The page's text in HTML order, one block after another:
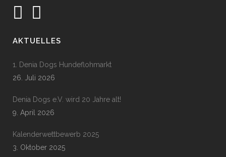
AKTUELLES
1. Denia Dogs Hundeflohmarkt
26. Juli 2026
Denia Dogs e.V. wird 20 Jahre alt!
9. April 2026
Kalenderwettbewerb 2025
3. Oktober 2025